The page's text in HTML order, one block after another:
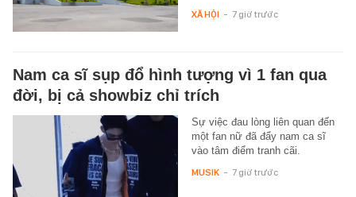
XÃ HỘI - 7 giờ trước
Nam ca sĩ sụp đổ hình tượng vì 1 fan qua
đời, bị cả showbiz chỉ trích
Sự việc đau lòng liên quan đến
một fan nữ đã đẩy nam ca sĩ
vào tâm điểm tranh cãi.
MUSIK - 7 giờ trước